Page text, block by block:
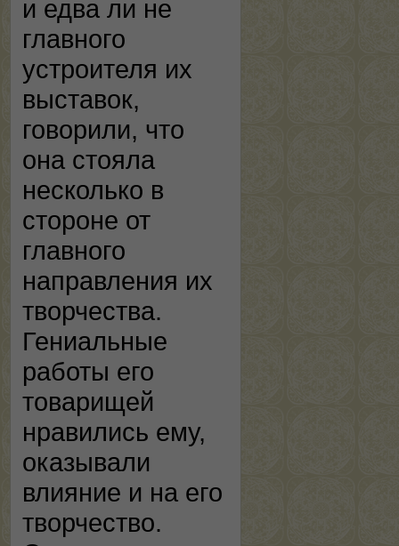
и едва ли не
главного
устроителя их
выставок,
говорили, что
она стояла
несколько в
стороне от
главного
направления их
творчества.
Гениальные
работы его
товарищей
нравились ему,
оказывали
влияние и на его
творчество.